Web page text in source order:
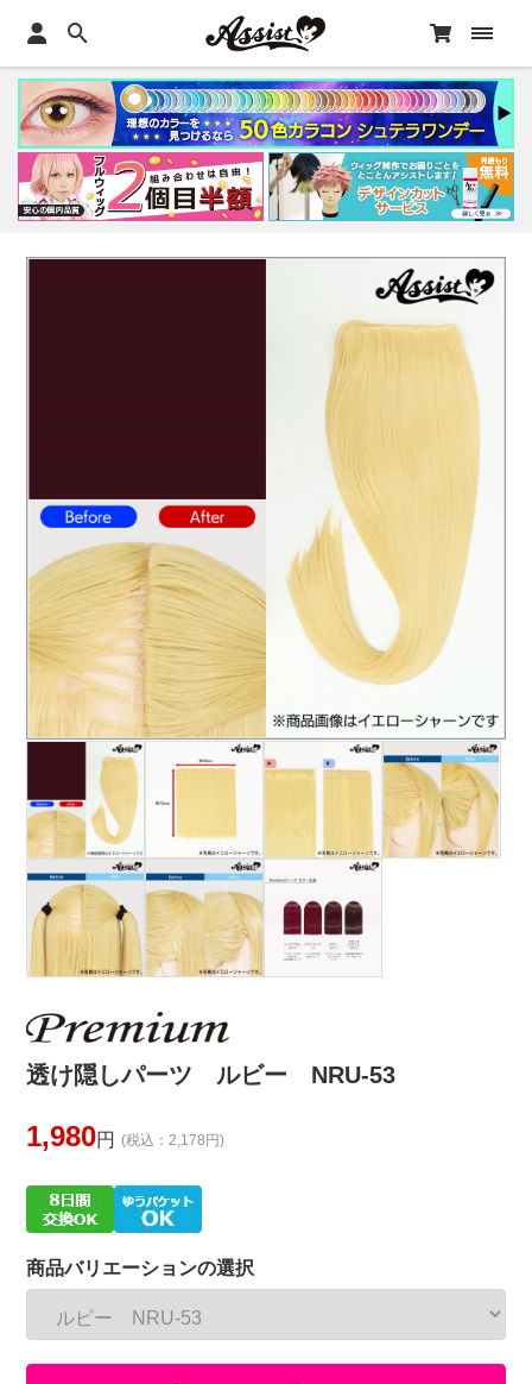
透け隠しパーツ ルビー NRU-53
1,980円 (税込：2,178円)
商品バリエーションの選択